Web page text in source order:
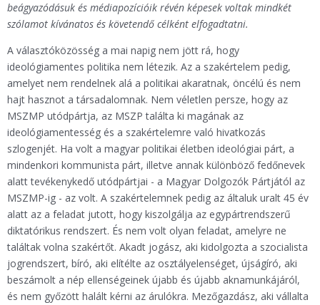
beágyazódásuk és médiapozícióik révén képesek voltak mindkét
szólamot kívánatos és követendő célként elfogadtatni.
A választóközösség a mai napig nem jött rá, hogy
ideológiamentes politika nem létezik. Az a szakértelem pedig,
amelyet nem rendelnek alá a politikai akaratnak, öncélú és nem
hajt hasznot a társadalomnak. Nem véletlen persze, hogy az
MSZMP utódpártja, az MSZP találta ki magának az
ideológiamentesség és a szakértelemre való hivatkozás
szlogenjét. Ha volt a magyar politikai életben ideológiai párt, a
mindenkori kommunista párt, illetve annak különböző fedőnevek
alatt tevékenykedő utódpártjai - a Magyar Dolgozók Pártjától az
MSZMP-ig - az volt. A szakértelemnek pedig az általuk uralt 45 év
alatt az a feladat jutott, hogy kiszolgálja az egypártrendszerű
diktatórikus rendszert. És nem volt olyan feladat, amelyre ne
találtak volna szakértőt. Akadt jogász, aki kidolgozta a szocialista
jogrendszert, bíró, aki elítélte az osztályelenséget, újságíró, aki
beszámolt a nép ellenségeinek újabb és újabb aknamunkájáról,
és nem győzött halált kérni az árulókra. Mezőgazdász, aki vállalta